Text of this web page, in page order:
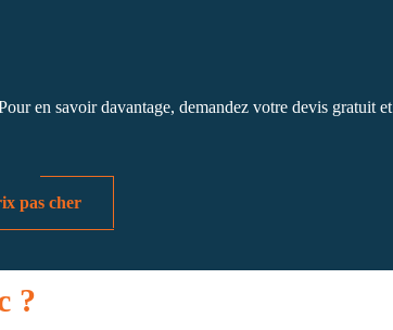
en savoir davantage, demandez votre devis gratuit et
pas cher
?